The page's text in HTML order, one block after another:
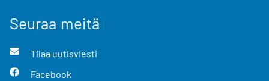
Seuraa meitä
Tilaa uutisviesti
Facebook